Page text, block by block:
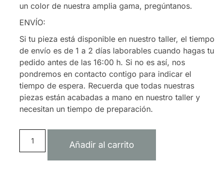
un color de nuestra amplia gama, pregúntanos.
ENVÍO:
Si tu pieza está disponible en nuestro taller, el tiempo
de envío es de 1 a 2 días laborables cuando hagas tu
pedido antes de las 16:00 h. Si no es así, nos
pondremos en contacto contigo para indicar el
tiempo de espera. Recuerda que todas nuestras
piezas están acabadas a mano en nuestro taller y
necesitan un tiempo de preparación.
Añadir al carrito